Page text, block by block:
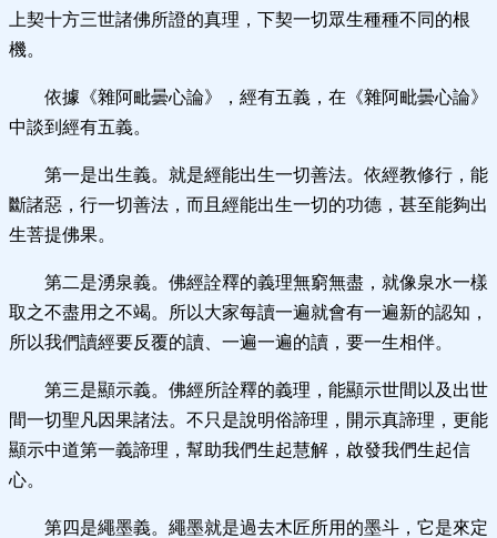
上契十方三世諸佛所證的真理，下契一切眾生種種不同的根
機。
依據《雜阿毗曇心論》，經有五義，在《雜阿毗曇心論》
中談到經有五義。
第一是出生義。就是經能出生一切善法。依經教修行，能
斷諸惡，行一切善法，而且經能出生一切的功德，甚至能夠出
生菩提佛果。
第二是湧泉義。佛經詮釋的義理無窮無盡，就像泉水一樣
取之不盡用之不竭。所以大家每讀一遍就會有一遍新的認知，
所以我們讀經要反覆的讀、一遍一遍的讀，要一生相伴。
第三是顯示義。佛經所詮釋的義理，能顯示世間以及出世
間一切聖凡因果諸法。不只是說明俗諦理，開示真諦理，更能
顯示中道第一義諦理，幫助我們生起慧解，啟發我們生起信
心。
第四是繩墨義。繩墨就是過去木匠所用的墨斗，它是來定